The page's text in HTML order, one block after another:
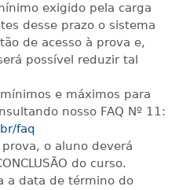
dias
R$ 2.240,16
Matricular
exigido pela carga
desse prazo o sistema
de acesso à prova e,
possível reduzir tal
e máximos para
nosso FAQ Nº 11:
faq
o aluno deverá
do curso.
a data de término do